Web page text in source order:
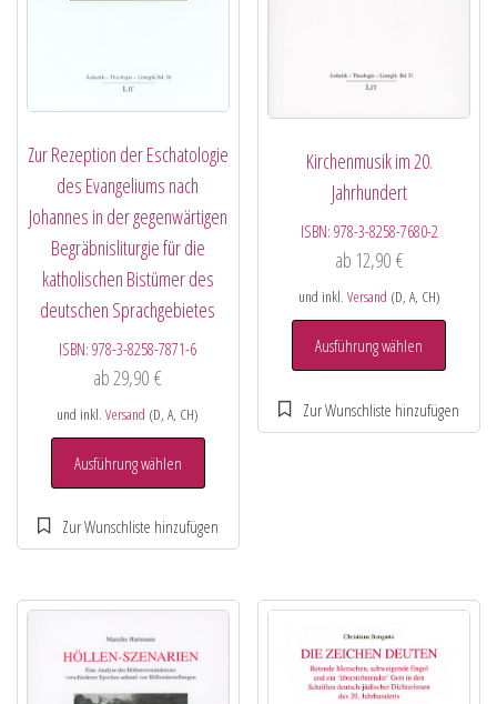
Zur Rezeption der Eschatologie
des Evangeliums nach
Johannes in der gegenwärtigen
Begräbnisliturgie für die
katholischen Bistümer des
deutschen Sprachgebietes
ISBN:978-3-8258-7871-6
ab29,90€
und inkl.Versand (D, A, CH)
Ausführung wählen
Kirchenmusik im 20.
Jahrhundert
ISBN: 978-3-8258-7680-2
ab 12,90 €
und inkl. Versand (D, A, CH)
Ausführung wählen